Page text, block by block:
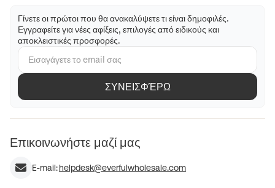
Γίνετε οι πρώτοι που θα ανακαλύψετε τι είναι δημοφιλές.
Εγγραφείτε για νέες αφίξεις, επιλογές από ειδικούς και
αποκλειστικές προσφορές.
ΣΥΝΕΙΣΦΈΡΩ
Επικοινωνήστε μαζί μας
E-mail:helpdesk@everfulwholesale.com